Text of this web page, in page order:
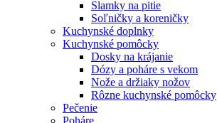
Slamky na pitie
Soľničky a koreničky
Kuchynské doplnky
Kuchynské pomôcky
Dosky na krájanie
Dózy a poháre s vekom
Nože a držiaky nožov
Rôzne kuchynské pomôcky
Pečenie
Poháre